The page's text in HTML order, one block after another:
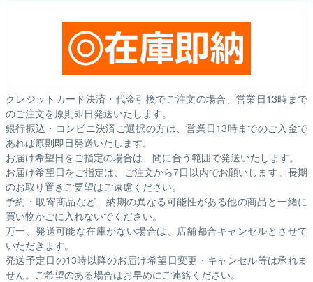
クレジットカード決済・代金引換でご注文の場合、営業日13時まで
のご注文を原則即日発送いたします。
銀行振込・コンビニ決済ご選択の方は、営業日13時までのご入金で
あれば原則即日発送いたします。
お届け希望日をご指定の場合は、間に合う範囲で発送いたします。
お届け希望日をご指定は、ご注文から7日以内でお願いします。長期
のお取り置きご要望はご遠慮ください。
予約・取寄商品など、納期の異なる可能性がある他の商品と一緒に
買い物かごに入れないでください。
万一、発送可能な在庫がない場合は、店舗都合キャンセルとさせて
いただきます。
発送予定日の13時以降のお届け希望日変更・キャンセル等は承れま
せん。ご希望のある場合はお早めにご連絡ください。